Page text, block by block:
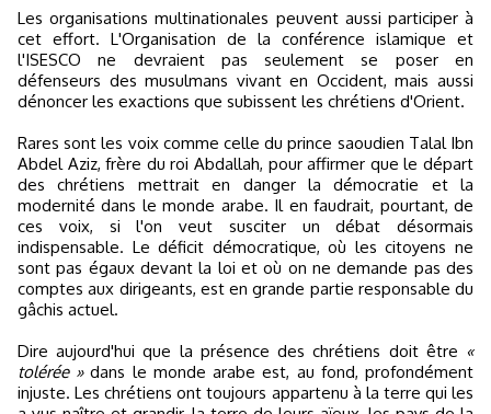
Les organisations multinationales peuvent aussi participer à
cet effort. L'Organisation de la conférence islamique et
l'ISESCO ne devraient pas seulement se poser en
défenseurs des musulmans vivant en Occident, mais aussi
dénoncer les exactions que subissent les chrétiens d'Orient.
Rares sont les voix comme celle du prince saoudien Talal Ibn
Abdel Aziz, frère du roi Abdallah, pour affirmer que le départ
des chrétiens mettrait en danger la démocratie et la
modernité dans le monde arabe. Il en faudrait, pourtant, de
ces voix, si l'on veut susciter un débat désormais
indispensable. Le déficit démocratique, où les citoyens ne
sont pas égaux devant la loi et où on ne demande pas des
comptes aux dirigeants, est en grande partie responsable du
gâchis actuel.
Dire aujourd'hui que la présence des chrétiens doit être «
tolérée »dans le monde arabe est, au fond, profondément
injuste. Les chrétiens ont toujours appartenu à la terre qui les